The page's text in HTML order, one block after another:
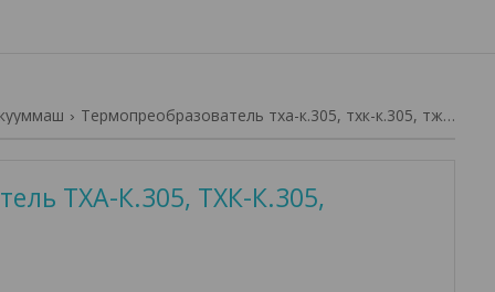
Термопреобразователь тха-к.305, тхк-к.305, тжк.305
ТХА-К.305, ТХК-К.305,